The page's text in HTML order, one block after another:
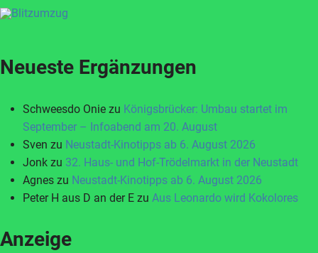
Neueste Ergänzungen
Schweesdo Onie zu Königsbrücker: Umbau startet im
September – Infoabend am 20. August
Sven zu Neustadt-Kinotipps ab 6. August 2026
Jonk zu 32. Haus- und Hof-Trödelmarkt in der Neustadt
Agnes zu Neustadt-Kinotipps ab 6. August 2026
Peter H aus D an der E zu Aus Leonardo wird Kokolores
Anzeige